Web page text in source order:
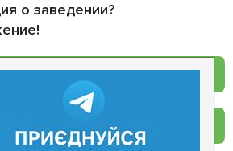
о заведении?
App Store
Google Play